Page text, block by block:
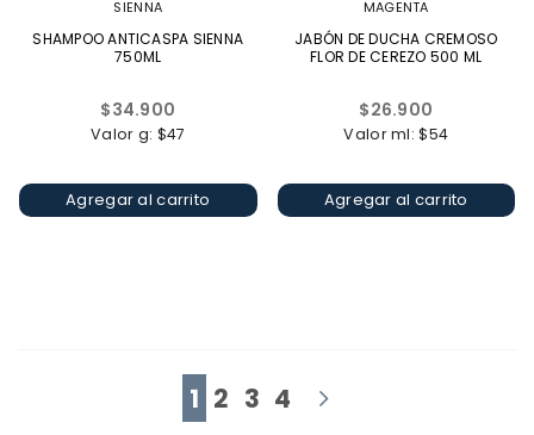
SIENNA
SHAMPOO ANTICASPA SIENNA
750ML
Precio
habitual
$34.900
Valor g: $47
Agregar al carrito
MAGENTA
JABÓN DE DUCHA CREMOSO
FLOR DE CEREZO 500 ML
Precio
habitual
$26.900
Valor ml: $54
Agregar al carrito
1 2 3 4